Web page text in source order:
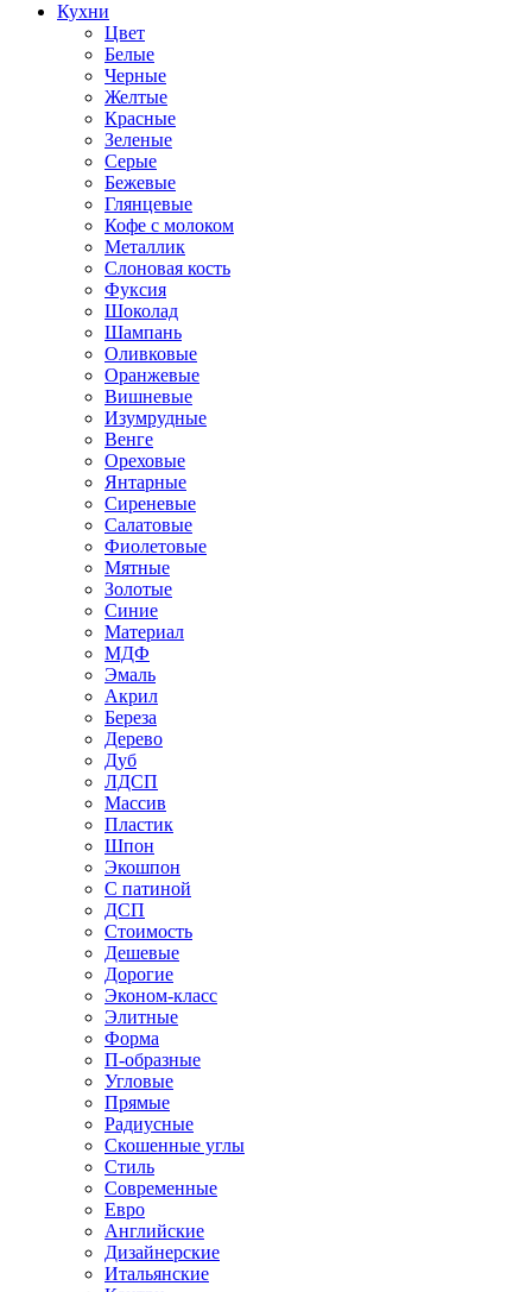
Кухни
Цвет
Белые
Черные
Желтые
Красные
Зеленые
Серые
Бежевые
Глянцевые
Кофе с молоком
Металлик
Слоновая кость
Фуксия
Шоколад
Шампань
Оливковые
Оранжевые
Вишневые
Изумрудные
Венге
Ореховые
Янтарные
Сиреневые
Салатовые
Фиолетовые
Мятные
Золотые
Синие
Материал
МДФ
Эмаль
Акрил
Береза
Дерево
Дуб
ЛДСП
Массив
Пластик
Шпон
Экошпон
С патиной
ДСП
Стоимость
Дешевые
Дорогие
Эконом-класс
Элитные
Форма
П-образные
Угловые
Прямые
Радиусные
Скошенные углы
Стиль
Современные
Евро
Английские
Дизайнерские
Итальянские